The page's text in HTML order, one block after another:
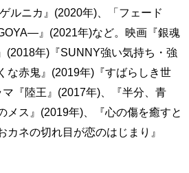
ルニカ』(2020年)、「フェード
』(2021年)など。映画『銀魂
(2018年)『SUNNY強い気持ち・強
な赤鬼』(2019年)『すばらしき世
『陸王』(2017年)、『半分、青
メス』(2019年)、『心の傷を癒すと
カネの切れ目が恋のはじまり』